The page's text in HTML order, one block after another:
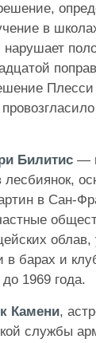
в
Плесси
Билитис —
лесбиянок,
в Сан-
облав,
в барах и
1969 года.
Камени,
службы